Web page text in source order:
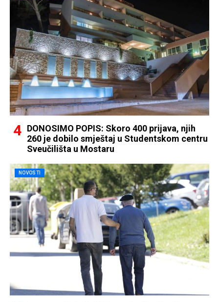
DONOSIMO POPIS: Skoro 400 prijava, njih
260 je dobilo smještaj u Studentskom centru
Sveučilišta u Mostaru
NOVOSTI